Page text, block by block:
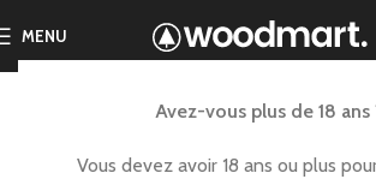
Avez-vous plus de 18 ans
Vous devez avoir 18 ans ou plus
MENU